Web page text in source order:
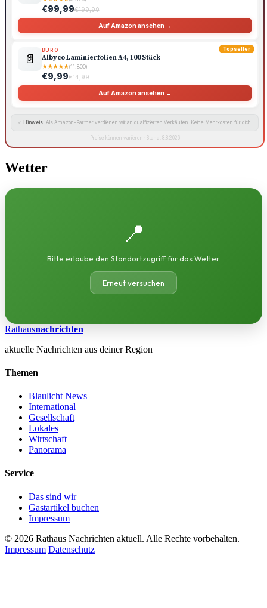
€99,99€199,99
Auf Amazon ansehen →
Topseller
📄
BÜRO
Albyco Laminierfolien A4, 100 Stück
★★★★★(11.800)
€9,99€14,99
Auf Amazon ansehen →
🔗 Hinweis: Als Amazon-Partner verdienen wir an qualifizierten Verkäufen. Keine Mehrkosten für dich.
Preise können variieren · Stand: 8.8.2026
Wetter
📍
Bitte erlaube den Standortzugriff für das Wetter.
Erneut versuchen
Rathausnachrichten
aktuelle Nachrichten aus deiner Region
Themen
Blaulicht News
International
Gesellschaft
Lokales
Wirtschaft
Panorama
Service
Das sind wir
Gastartikel buchen
Impressum
© 2026 Rathaus Nachrichten aktuell. Alle Rechte vorbehalten.
Impressum Datenschutz